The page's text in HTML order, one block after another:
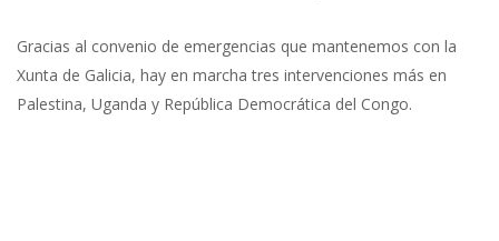
Gracias al convenio de emergencias que mantenemos con la
Xunta de Galicia, hay en marcha tres intervenciones más en
Palestina, Uganda y República Democrática del Congo.